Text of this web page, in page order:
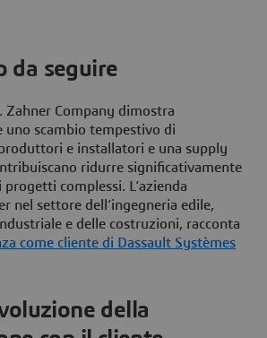
da seguire
Zahner Company dimostra
uno scambio tempestivo di
e installatori e una supply
ridurre significativamente
progetti complessi. L’azienda
nel settore dell’ingegneria edile,
e delle costruzioni, racconta
come cliente di Dassault Systèmes
della